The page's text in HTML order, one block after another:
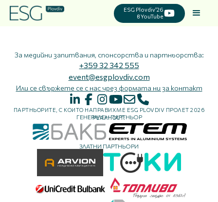
ESG Plovdiv'26
в YouTube
За медийни запитвания, спонсорства и партньорства:
+359 32 342 555
event@esgplovdiv.com
Или се свържете се с нас чрез формата ни за контакт
ПАРТНЬОРИТЕ, С КОИТО НАПРАВИХМЕ ESG PLOVDIV ПРОЛЕТ 2026
РЕАЛНОСТ:
ГЕНЕРАЛЕН ПАРТНЬОР
ЗЛАТНИ ПАРТНЬОРИ